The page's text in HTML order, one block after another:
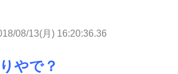
08/13(月) 16:20:36.36
やで？